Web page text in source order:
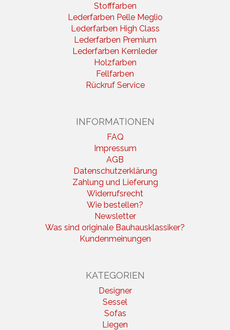
Stofffarben
Lederfarben Pelle Meglio
Lederfarben High Class
Lederfarben Premium
Lederfarben Kernleder
Holzfarben
Fellfarben
Rückruf Service
INFORMATIONEN
FAQ
Impressum
AGB
Datenschutzerklärung
Zahlung und Lieferung
Widerrufsrecht
Wie bestellen?
Newsletter
Was sind originale Bauhausklassiker?
Kundenmeinungen
KATEGORIEN
Designer
Sessel
Sofas
Liegen